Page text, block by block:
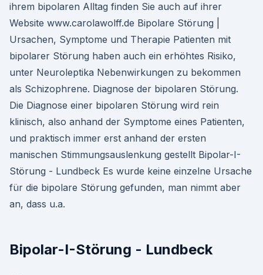
ihrem bipolaren Alltag finden Sie auch auf ihrer
Website www.carolawolff.de Bipolare Störung |
Ursachen, Symptome und Therapie Patienten mit
bipolarer Störung haben auch ein erhöhtes Risiko,
unter Neuroleptika Nebenwirkungen zu bekommen
als Schizophrene. Diagnose der bipolaren Störung.
Die Diagnose einer bipolaren Störung wird rein
klinisch, also anhand der Symptome eines Patienten,
und praktisch immer erst anhand der ersten
manischen Stimmungsauslenkung gestellt Bipolar-I-
Störung - Lundbeck Es wurde keine einzelne Ursache
für die bipolare Störung gefunden, man nimmt aber
an, dass u.a.
Bipolar-I-Störung - Lundbeck